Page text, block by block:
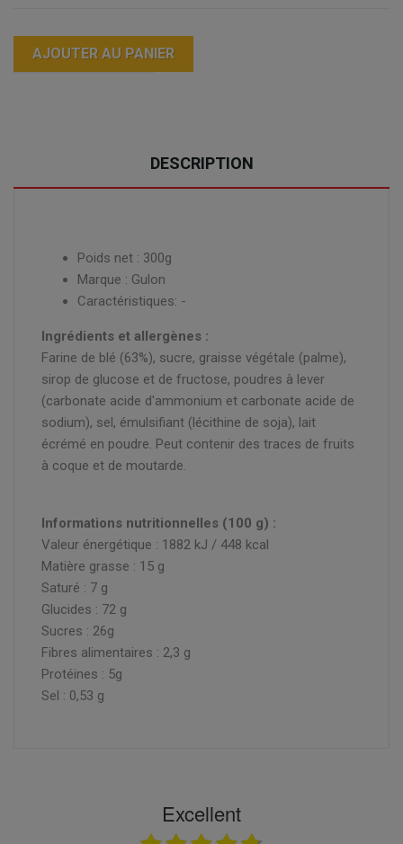
AJOUTER AU PANIER
DESCRIPTION
Poids net : 300g
Marque : Gulon
Caractéristiques: -
Ingrédients et allergènes :
Farine de blé (63%), sucre, graisse végétale (palme),
sirop de glucose et de fructose, poudres à lever
(carbonate acide d'ammonium et carbonate acide de
sodium), sel, émulsifiant (lécithine de soja), lait
écrémé en poudre. Peut contenir des traces de fruits
à coque et de moutarde.
Informations nutritionnelles (100 g) :
Valeur énergétique : 1882 kJ / 448 kcal
Matière grasse : 15 g
Saturé : 7 g
Glucides : 72 g
Sucres : 26g
Fibres alimentaires : 2,3 g
Protéines : 5g
Sel : 0,53 g
Excellent